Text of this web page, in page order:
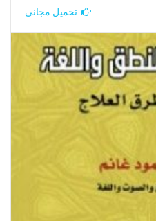
تحميل مجاني